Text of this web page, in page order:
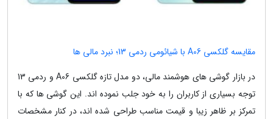
مقایسه گلکسی A06 با شیائومی ردمی 13؛ نبرد مالی ها
در بازار گوشی های هوشمند مالی، دو مدل تازه گلکسی A06 و ردمی 13
توجه بسیاری از کاربران را به خود جلب نموده اند. این گوشی ها که با
تمرکز بر ظاهر زیبا و قیمت مناسب طراحی شده اند، در کنار مشخصات